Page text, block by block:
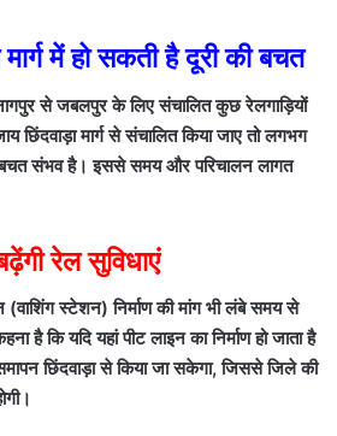
में हो सकती है दूरी की बचत
से जबलपुर के लिए संचालित कुछ रेलगाड़ियों
छिंदवाड़ा मार्ग से संचालित किया जाए तो लगभग
संभव है। इससे समय और परिचालन लागत
रेल सुविधाएं
(वाशिंग स्टेशन) निर्माण की मांग भी लंबे समय से
है कि यदि यहां पीट लाइन का निर्माण हो जाता है
छिंदवाड़ा से किया जा सकेगा, जिससे जिले की